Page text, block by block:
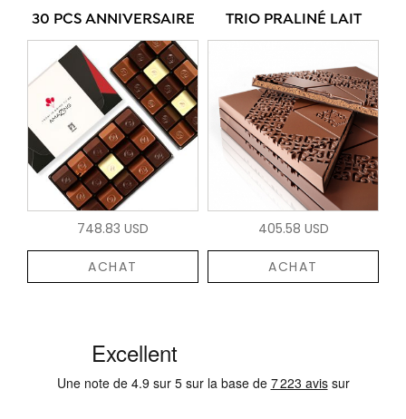
30 PCS ANNIVERSAIRE
748.83 USD
ACHAT
TRIO PRALINÉ LAIT
405.58 USD
ACHAT